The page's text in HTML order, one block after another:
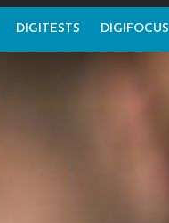
DIGITESTS DIGIFOCUS